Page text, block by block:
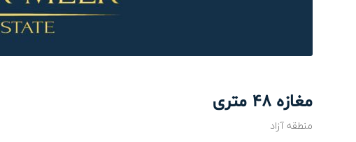
مغازه 48 متری
منطقه آزاد